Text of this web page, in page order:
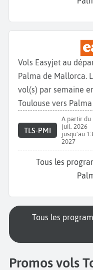
Vols Easyjet au
Palma de Mallorca.
vol(s) par semaine
Toulouse vers
TLS-PMI
A partir du
juil. 2026
jusqu'au
2027
Tous les programmes des vols Easyjet vers
Tous les programmes des vols vers Palma de
Promos vols